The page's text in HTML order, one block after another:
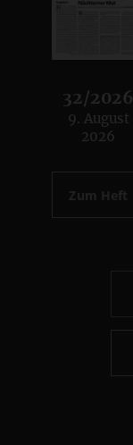
32/2026
:
9. August
2026
Zum Heft